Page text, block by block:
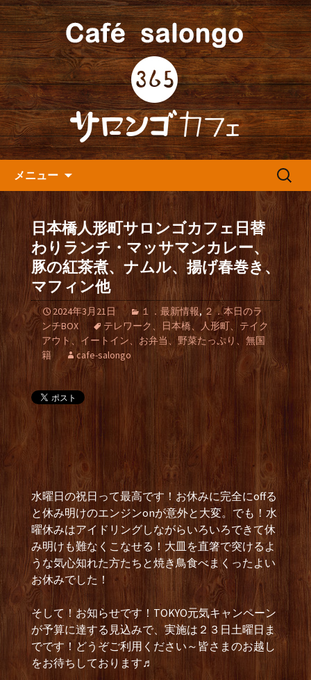
人形町の『365(サロンゴ)カフ
ェ』よりお知らせ
人形町の音楽カフェ『365カフェ』より
最新情報をお届けします。
メニュー
検
日本橋人形町サロンゴカフェ日替
わりランチ・マッサマンカレー、
豚の紅茶煮、ナムル、揚げ春巻き、
マフィン他
2024年3月21日 １．最新情報, ２．本日のラ
ンチBOX
テレワーク、日本橋、人形町、テイク
アウト、イートイン、お弁当、野菜たっぷり、無国
籍
cafe-salongo
水曜日の祝日って最高です！お休みに完全にoffる
と休み明けのエンジンonが意外と大変。でも！水
曜休みはアイドリングしながらいろいろできて休
み明けも難なくこなせる！大皿を直箸で突けるよ
うな気心知れた方たちと焼き鳥食べまくったよい
お休みでした！
そして！お知らせです！TOKYO元気キャンペーン
が予算に達する見込みで、実施は２３日土曜日ま
でです！どうぞご利用ください～皆さまのお越し
をお待ちしております♬